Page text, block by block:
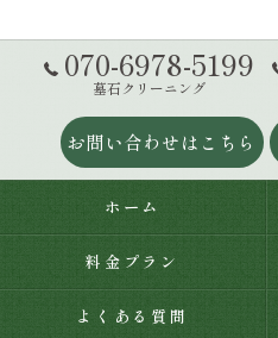
070-6978-5199
墓石クリーニング
お問い合わせはこちら
ホーム
料金プラン
よくある質問